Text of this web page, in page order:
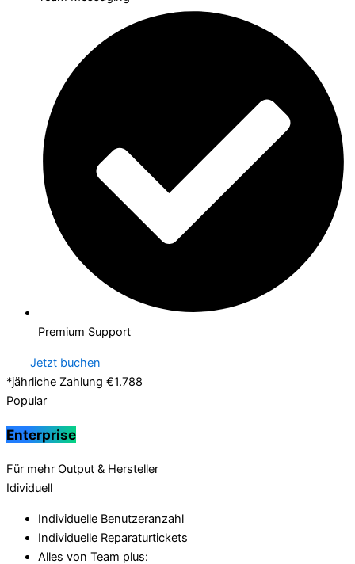
Premium Support
Jetzt buchen
*jährliche Zahlung €1.788
Popular
Enterprise
Für mehr Output & Hersteller
Idividuell
Individuelle Benutzeranzahl
Individuelle Reparaturtickets
Alles von Team plus: